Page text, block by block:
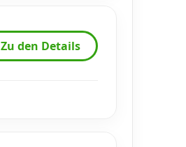
Zu den Details